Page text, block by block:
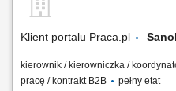
obmiarów, kosztorysów, zestawień
Klient portalu Praca.pl
kierownik / kierowniczka /
pracę / kontrakt B2B
pełny etat